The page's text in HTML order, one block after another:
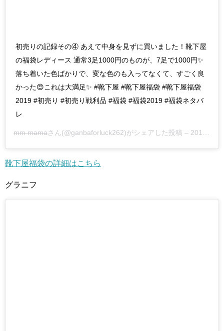
初売りの記録その④ あえて中身を見ずに買いました！靴下屋
の福袋レディース 通常3足1000円のものが、7足で1000円✨
落ち着いた色ばかりで、変な色のも入ってなくて、すごく良
かった😍これは大満足✨ #靴下屋 #靴下屋福袋 #靴下屋福袋
2019 #初売り #初売り戦利品 #福袋 #福袋2019 #福袋ネタバ
レ
mm mamaさん(@ganbaforluck262)がシェアした投稿 – 2018年12月月31日午後9時14分PST
靴下屋福袋の詳細はこちら
グラニフ